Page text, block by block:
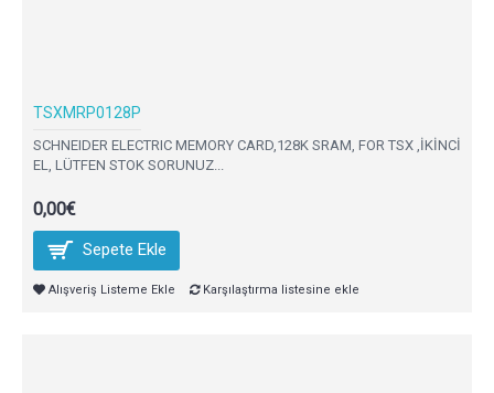
TSXMRP0128P
SCHNEIDER ELECTRIC MEMORY CARD,128K SRAM, FOR TSX ,İKİNCİ
EL, LÜTFEN STOK SORUNUZ...
0,00€
Sepete Ekle
Alışveriş Listeme Ekle Karşılaştırma listesine ekle